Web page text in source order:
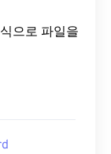
으로 파일을